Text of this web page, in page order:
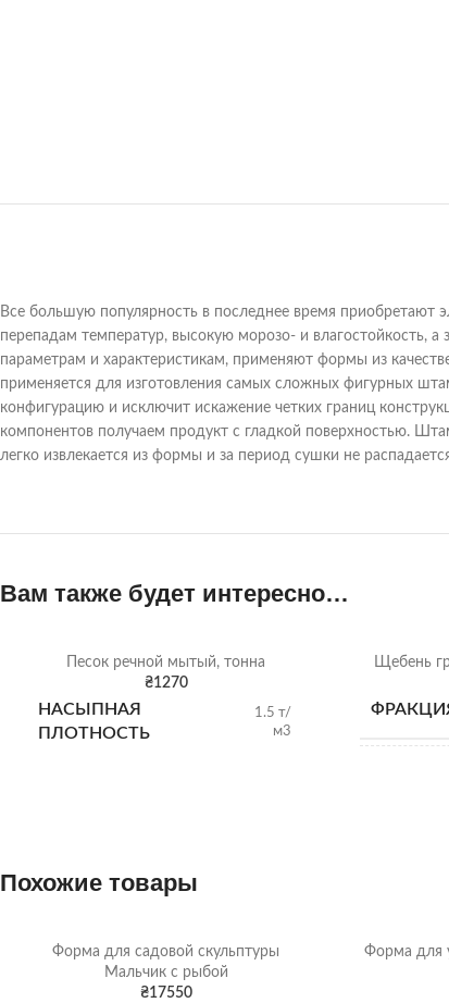
Все большую популярность в последнее время приобретают
перепадам температур, высокую морозо- и влагостойкость,
параметрам и характеристикам, применяют формы из
применяется для изготовления самых сложных фигурных
конфигурацию и исключит искажение четких границ
компонентов получаем продукт с гладкой поверхностью.
легко извлекается из формы и за период сушки не
Вам также будет интересно…
Песок речной мытый, тонна
₴1270
НАСЫПНАЯ
ПЛОТНОСТЬ
1.5 т/
м3
Щебень
Похожие товары
Форма для садовой скульптуры
Мальчик с рыбой
₴17550
Форма для